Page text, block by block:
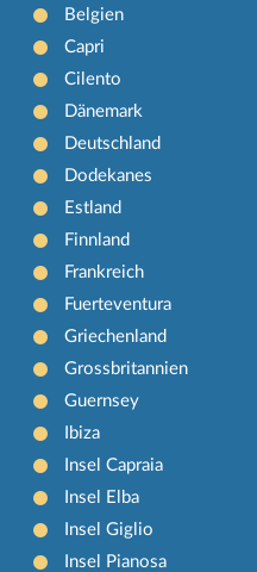
Belgien
Capri
Cilento
Dänemark
Deutschland
Dodekanes
Estland
Finnland
Frankreich
Fuerteventura
Griechenland
Grossbritannien
Guernsey
Ibiza
Insel Capraia
Insel Elba
Insel Giglio
Insel Pianosa